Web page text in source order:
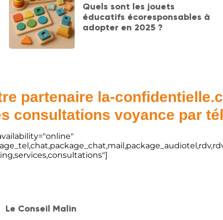
Quels sont les jouets
éducatifs écoresponsables à
adopter en 2025 ?
partenaire la-
consultations voyance par
Le Conseil Malin